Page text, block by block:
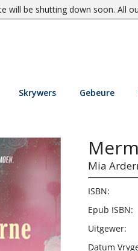
will be shutting down soon. All
Skrywers Gebeure
Mia
ISBN:
Epub ISBN:
Uitgewer:
Datum